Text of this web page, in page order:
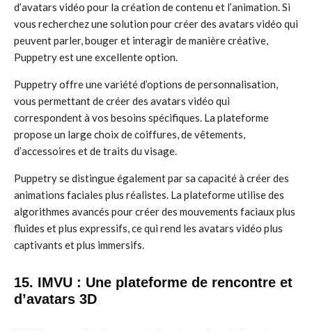
d’avatars vidéo pour la création de contenu et l’animation. Si
vous recherchez une solution pour créer des avatars vidéo qui
peuvent parler, bouger et interagir de manière créative,
Puppetry est une excellente option.
Puppetry offre une variété d’options de personnalisation,
vous permettant de créer des avatars vidéo qui
correspondent à vos besoins spécifiques. La plateforme
propose un large choix de coiffures, de vêtements,
d’accessoires et de traits du visage.
Puppetry se distingue également par sa capacité à créer des
animations faciales plus réalistes. La plateforme utilise des
algorithmes avancés pour créer des mouvements faciaux plus
fluides et plus expressifs, ce qui rend les avatars vidéo plus
captivants et plus immersifs.
15. IMVU : Une plateforme de rencontre et
d’avatars 3D